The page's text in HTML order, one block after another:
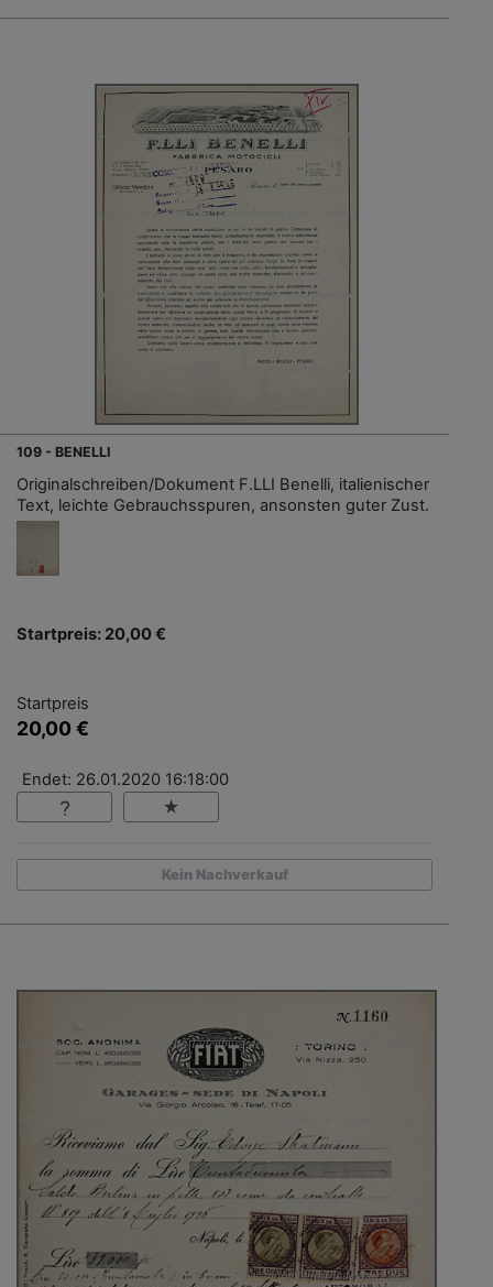
109 - BENELLI
Originalschreiben/Dokument F.LLI Benelli, italienischer
Text, leichte Gebrauchsspuren, ansonsten guter Zust.
Startpreis: 20,00 €
Startpreis
20,00 €
Endet: 26.01.2020 16:18:00
Kein Nachverkauf